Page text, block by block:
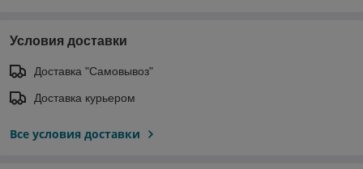
Условия доставки
Доставка "Самовывоз"
Доставка курьером
Все условия доставки